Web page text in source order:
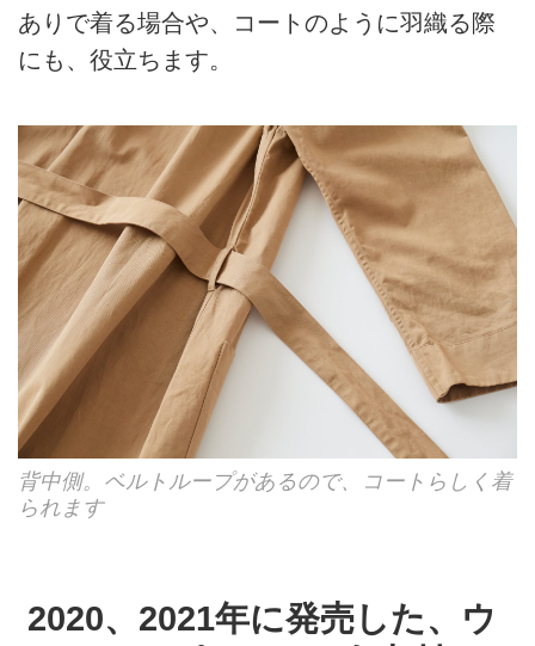
ありで着る場合や、コートのように羽織る際
にも、役立ちます。
背中側。ベルトループがあるので、コートらしく着
られます
2020、2021年に発売した、ウ